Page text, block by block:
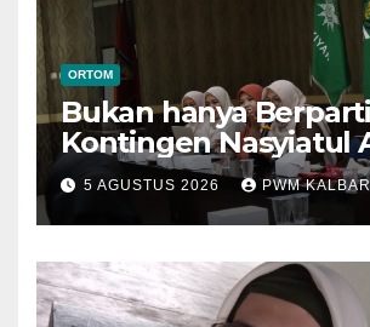
ORTOM
Bukan hanya
Kontingen Nasyiatul
Kalbar Perjuangkan
di Muktamar XV
5 AGUSTUS 2026 PWM KALBAR